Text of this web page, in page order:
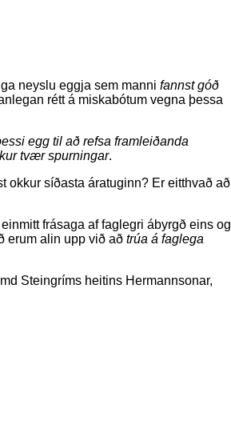
neyslu eggja sem manni fannst góð
rétt á miskabótum vegna þessa
egg til að refsa framleiðanda
tvær spurningar.
okkur síðasta áratuginn? Er eitthvað að
einmitt frásaga af faglegri ábyrgð eins og
erum alin upp við að trúa á faglega
Steingríms heitins Hermannsonar,